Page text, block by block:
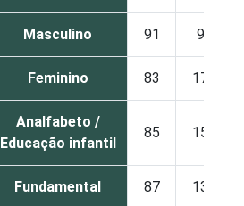
Masculino 91 9
Feminino 83 17
Analfabeto /
Educação infantil
85 15
Fundamental 87 13